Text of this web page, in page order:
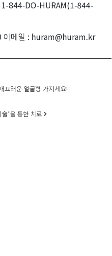
844-DO-HURAM(1-844-
메일 : huram@huram.kr
끄러운 얼굴형 가지세요!
’을 통한 치료